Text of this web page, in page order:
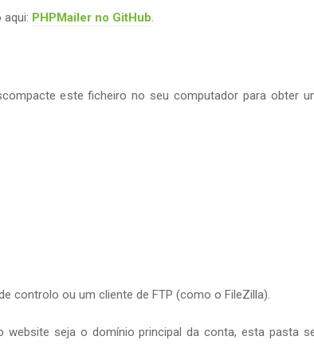
PHPMailer no GitHub.
este ficheiro no seu computador para obter
controlo ou um cliente de FTP (como o FileZilla).
seja o domínio principal da conta, esta pasta